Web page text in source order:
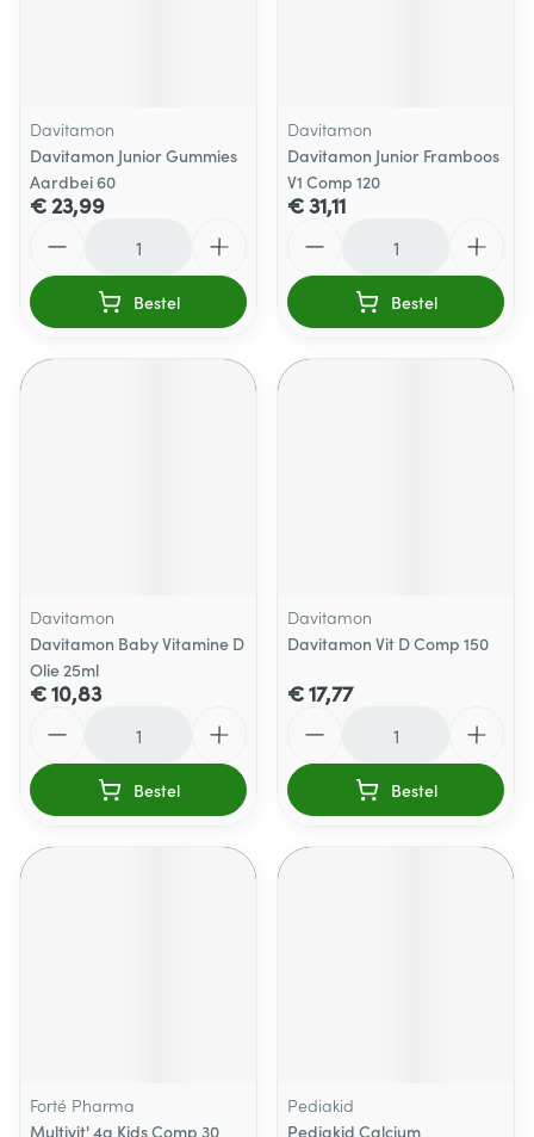
Davitamon
Davitamon Junior Gummies
Aardbei 60
€ 23,99
Bestel
Davitamon
Davitamon Junior Framboos
V1 Comp 120
€ 31,11
Bestel
Davitamon
Davitamon Baby Vitamine D
Olie 25ml
€ 10,83
Bestel
Davitamon
Davitamon Vit D Comp 150
€ 17,77
Bestel
Forté Pharma
Multivit' 4g Kids Comp 30
Pediakid
Pediakid Calcium